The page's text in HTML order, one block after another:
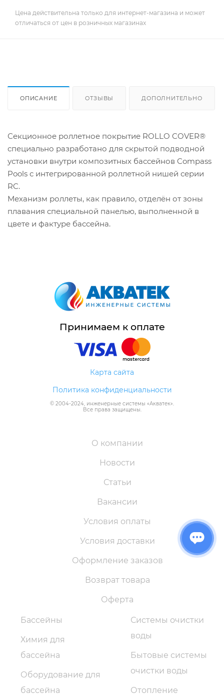
Цена действительна только для интернет-магазина и может
отличаться от цен в розничных магазинах
ОПИСАНИЕ ОТЗЫВЫ ДОПОЛНИТЕЛЬНО
Секционное роллетное покрытие ROLLO COVER®
специально разработано для скрытой подводной
установки внутри композитных бассейнов Compass
Pools с интегрированной роллетной нишей серии
RC.
Механизм роллеты, как правило, отделён от зоны
плавания специальной панелью, выполненной в
цвете и фактуре бассейна.
Принимаем к оплате
Карта сайта
Политика конфиденциальности
© 2004-2024, инженерные системы «Акватек».
Все права защищены.
О компании
Новости
Статьи
Вакансии
Условия оплаты
Условия доставки
Оформление заказов
Возврат товара
Оферта
Бассейны
Химия для
бассейна
Оборудование для
бассейна
Системы очистки
воды
Бытовые системы
очистки воды
Отопление